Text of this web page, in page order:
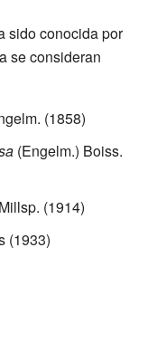
sido conocida por
se consideran
(1858)
(Engelm.) Boiss.
(1914)
(1933)